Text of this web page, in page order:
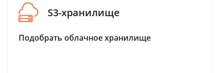
S3-хранилище
Подобрать облачное хранилище